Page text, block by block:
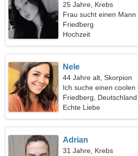
25 Jahre, Krebs
Frau sucht einen Mann
Friedberg
Hochzeit
Nele
44 Jahre alt, Skorpion
Ich suche einen
Friedberg, Deutschland
Echte Liebe
Adrian
31 Jahre, Krebs